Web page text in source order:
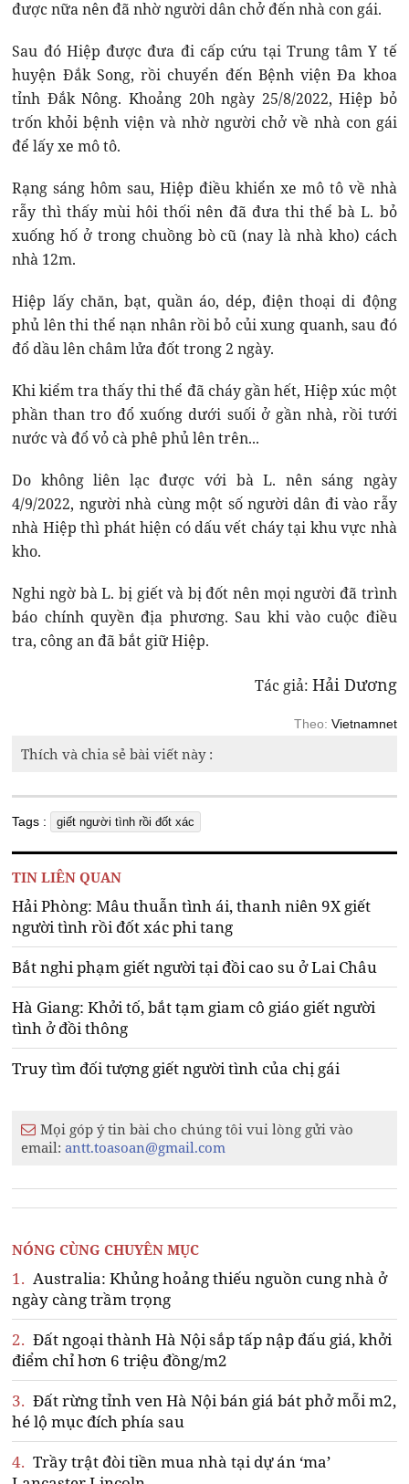
được nữa nên đã nhờ người dân chở đến nhà con gái.
Sau đó Hiệp được đưa đi cấp cứu tại Trung tâm Y tế
huyện Đắk Song, rồi chuyển đến Bệnh viện Đa khoa
tỉnh Đắk Nông. Khoảng 20h ngày 25/8/2022, Hiệp bỏ
trốn khỏi bệnh viện và nhờ người chở về nhà con gái
để lấy xe mô tô.
Rạng sáng hôm sau, Hiệp điều khiển xe mô tô về nhà
rẫy thì thấy mùi hôi thối nên đã đưa thi thể bà L. bỏ
xuống hố ở trong chuồng bò cũ (nay là nhà kho) cách
nhà 12m.
Hiệp lấy chăn, bạt, quần áo, dép, điện thoại di động
phủ lên thi thể nạn nhân rồi bỏ củi xung quanh, sau đó
đổ dầu lên châm lửa đốt trong 2 ngày.
Khi kiểm tra thấy thi thể đã cháy gần hết, Hiệp xúc một
phần than tro đổ xuống dưới suối ở gần nhà, rồi tưới
nước và đổ vỏ cà phê phủ lên trên...
Do không liên lạc được với bà L. nên sáng ngày
4/9/2022, người nhà cùng một số người dân đi vào rẫy
nhà Hiệp thì phát hiện có dấu vết cháy tại khu vực nhà
kho.
Nghi ngờ bà L. bị giết và bị đốt nên mọi người đã trình
báo chính quyền địa phương. Sau khi vào cuộc điều
tra, công an đã bắt giữ Hiệp.
Tác giả: Hải Dương
Theo: Vietnamnet
Thích và chia sẻ bài viết này :
Tags : giết người tình rồi đốt xác
TIN LIÊN QUAN
Hải Phòng: Mâu thuẫn tình ái, thanh niên 9X giết
người tình rồi đốt xác phi tang
Bắt nghi phạm giết người tại đồi cao su ở Lai Châu
Hà Giang: Khởi tố, bắt tạm giam cô giáo giết người
tình ở đồi thông
Truy tìm đối tượng giết người tình của chị gái
Mọi góp ý tin bài cho chúng tôi vui lòng gửi vào
email:antt.toasoan@gmail.com
NÓNG CÙNG CHUYÊN MỤC
1. Australia: Khủng hoảng thiếu nguồn cung nhà ở
ngày càng trầm trọng
2. Đất ngoại thành Hà Nội sắp tấp nập đấu giá, khởi
điểm chỉ hơn 6 triệu đồng/m2
3. Đất rừng tỉnh ven Hà Nội bán giá bát phở mỗi m2,
hé lộ mục đích phía sau
4. Trầy trật đòi tiền mua nhà tại dự án ‘ma’